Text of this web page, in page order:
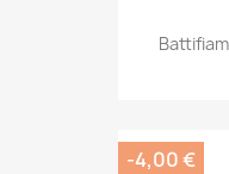
-4,00 €